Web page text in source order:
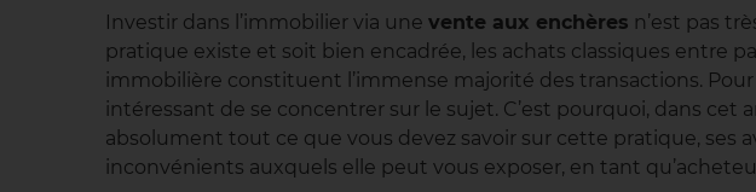
Investir dans l’immobilier via une vente aux enchères n’est pas
pratique existe et soit bien encadrée, les achats classiques entre
immobilière constituent l’immense majorité des transactions.
intéressant de se concentrer sur le sujet. C’est pourquoi, dans cet
absolument tout ce que vous devez savoir sur cette pratique, ses
inconvénients auxquels elle peut vous exposer, en tant